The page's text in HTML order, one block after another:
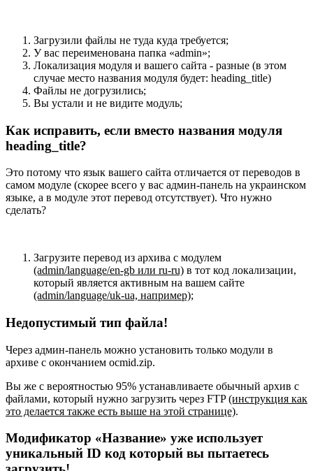
Загрузили файлы не туда куда требуется;
У вас переименована папка «admin»;
Локализация модуля и вашего сайта - разные (в этом
случае место названия модуля будет: heading_title)
Файлы не догрузились;
Вы устали и не видите модуль;
Как исправить, если вместо названия модуля
heading_title?
Это потому что язык вашего сайта отличается от переводов в
самом модуле (скорее всего у вас админ-панель на украинском
языке, а в модуле этот перевод отсутствует). Что нужно
сделать?
Загрузите перевод из архива с модулем
(admin/language/en-gb или ru-ru) в тот код локализации,
который является активным на вашем сайте
(admin/language/uk-ua, например);
Недопустимый тип файла!
Через админ-панель можно установить только модули в
архиве с окончанием ocmid.zip.
Вы же с вероятностью 95% устанавливаете обычный архив с
файлами, который нужно загрузить через FTP(инструкция как
это делается также есть выше на этой странице).
Модификатор «Название» уже использует
уникальный ID код который вы пытаетесь